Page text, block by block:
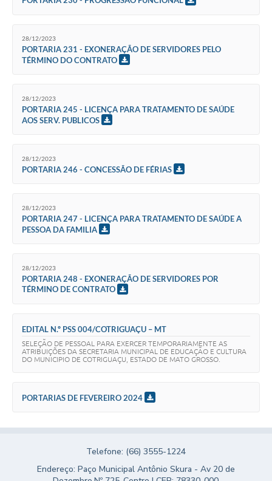
28/12/2023
PORTARIA 231 - EXONERAÇÃO DE SERVIDORES PELO
TÉRMINO DO CONTRATO
28/12/2023
PORTARIA 245 - LICENÇA PARA TRATAMENTO DE SAÚDE
AOS SERV. PUBLICOS
28/12/2023
PORTARIA 246 - CONCESSÃO DE FÉRIAS
28/12/2023
PORTARIA 247 - LICENÇA PARA TRATAMENTO DE SAÚDE A
PESSOA DA FAMILIA
28/12/2023
PORTARIA 248 - EXONERAÇÃO DE SERVIDORES POR
TÉRMINO DE CONTRATO
EDITAL N.º PSS 004/COTRIGUAÇU – MT
SELEÇÃO DE PESSOAL PARA EXERCER TEMPORARIAMENTE AS
ATRIBUIÇÕES DA SECRETARIA MUNICIPAL DE EDUCAÇÃO E CULTURA
DO MUNICIPIO DE COTRIGUAÇU, ESTADO DE MATO GROSSO.
PORTARIAS DE FEVEREIRO 2024
Telefone: (66) 3555-1224
Endereço: Paço Municipal Antônio Skura - Av 20 de